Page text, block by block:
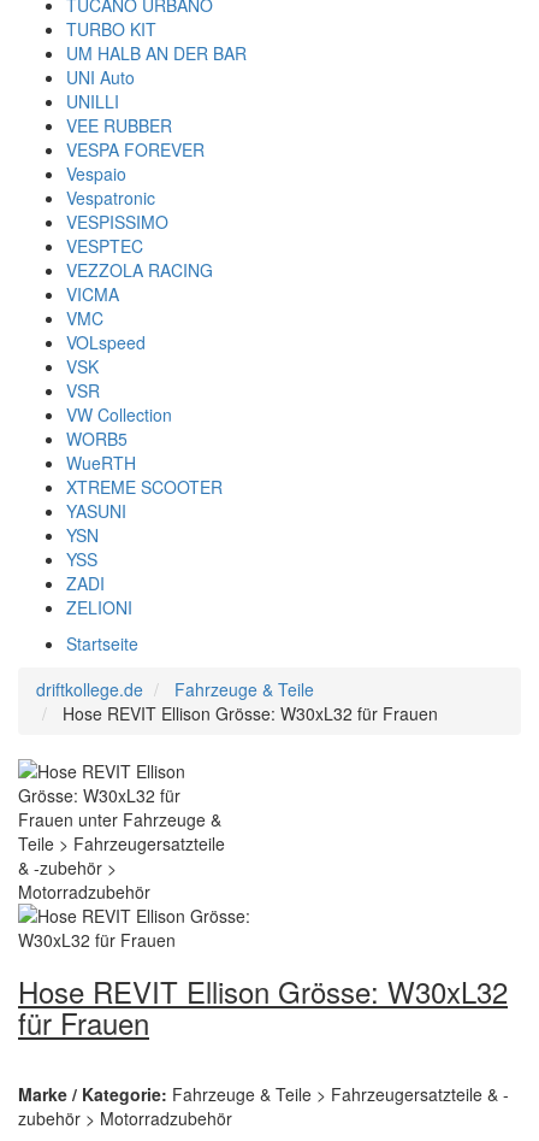
TUCANO URBANO
TURBO KIT
UM HALB AN DER BAR
UNI Auto
UNILLI
VEE RUBBER
VESPA FOREVER
Vespaio
Vespatronic
VESPISSIMO
VESPTEC
VEZZOLA RACING
VICMA
VMC
VOLspeed
VSK
VSR
VW Collection
WORB5
WueRTH
XTREME SCOOTER
YASUNI
YSN
YSS
ZADI
ZELIONI
Startseite
driftkollege.de
Fahrzeuge & Teile
Hose REVIT Ellison Grösse: W30xL32 für Frauen
Hose REVIT Ellison Grösse: W30xL32
für Frauen
Marke / Kategorie: Fahrzeuge & Teile > Fahrzeugersatzteile & -
zubehör > Motorradzubehör